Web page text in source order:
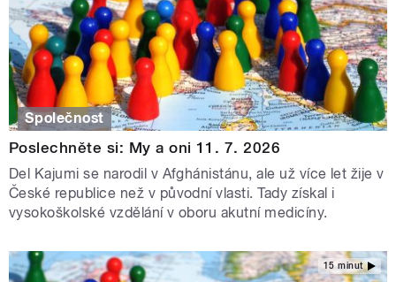
Společnost
Poslechněte si: My a oni 11. 7. 2026
Del Kajumi se narodil v Afghánistánu, ale už více let žije v
České republice než v původní vlasti. Tady získal i
vysokoškolské vzdělání v oboru akutní medicíny.
15 minut